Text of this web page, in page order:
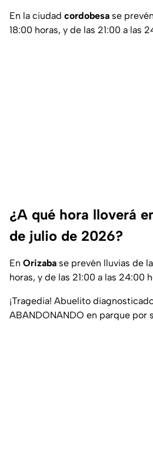
En la ciudad cordobesa se
18:00 horas, y de las 21:00 a las
¿A qué hora lloverá
de julio de 2026?
En Orizaba se prevén lluvias de
horas, y de las 21:00 a las 24:00
¡Tragedia! Abuelito
ABANDONANDO en parque por